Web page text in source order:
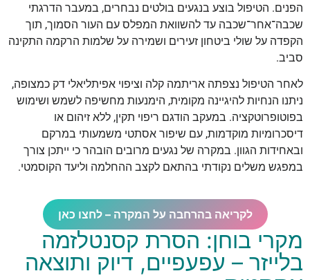
הפנים. הטיפול בוצע בנגעים בולטים נבחרים, במעבר הדרגתי
שכבה־אחר־שכבה עד להשוואת המפלס עם העור הסמוך, תוך
הקפדה על שולי ביטחון זעירים ושמירה על שלמות הרקמה התקינה
סביב.
לאחר הטיפול נצפתה אריתמה קלה וציפוי אפיתליאלי דק כמצופה,
ניתנו הנחיות להיגיינה מקומית, הימנעות מחשיפה לשמש ושימוש
בפוטופרוטקציה. במעקב הודגם ריפוי תקין, ללא זיהום או
דיסכרומיות מוקדמות, עם שיפור אסתטי משמעותי במרקם
ובאחידות הגוון. במקרה של נגעים מרובים הובהר כי ייתכן צורך
במפגש משלים נקודתי בהתאם לקצב ההחלמה וליעד הקוסמטי.
לקריאה בהרחבה על המקרה – לחצו כאן
מקרי בוחן: הסרת קסנטלזמה
בלייזר – עפעפיים, דיוק ותוצאה